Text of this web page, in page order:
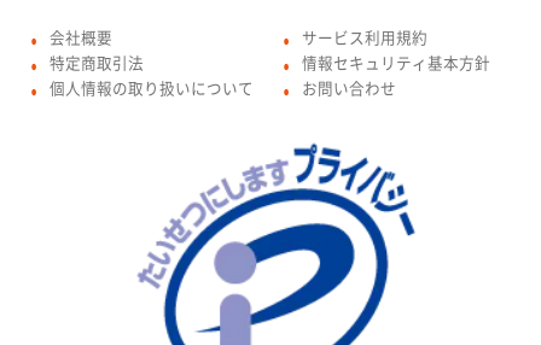
● 会社概要
● 特定商取引法
● 個人情報の取り扱いについて
● サービス利用規約
● 情報セキュリティ基本方針
● お問い合わせ